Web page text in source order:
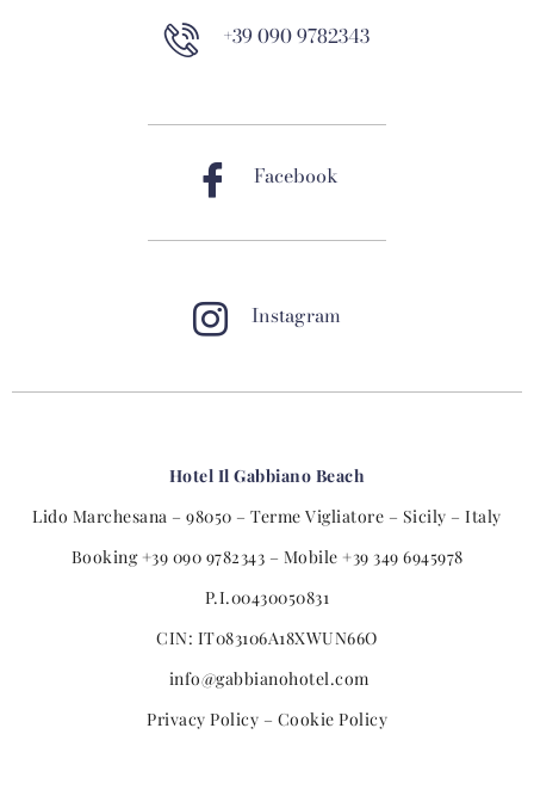
+39 090 9782343
Facebook
Instagram
Hotel Il Gabbiano Beach
Lido Marchesana – 98050 – Terme Vigliatore – Sicily – Italy
Booking +39 090 9782343 – Mobile +39 349 6945978
P.I.00430050831
CIN: IT083106A18XWUN66O
info@gabbianohotel.com
Privacy Policy – Cookie Policy